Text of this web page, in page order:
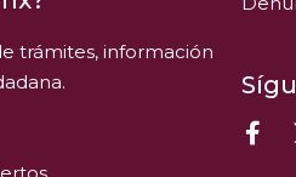
trámites, información